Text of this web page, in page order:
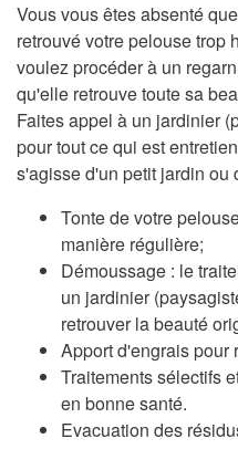
Vous vous êtes absenté
retrouvé votre pelouse trop
voulez procéder à un
qu'elle retrouve toute sa
Faites appel à un jardinier
pour tout ce qui est
s'agisse d'un petit jardin ou
Tonte de votre
manière régulière;
Démoussage : le
un jardinier
retrouver la beauté
Apport d'engrais pour
Traitements sélectifs
en bonne santé.
Evacuation des